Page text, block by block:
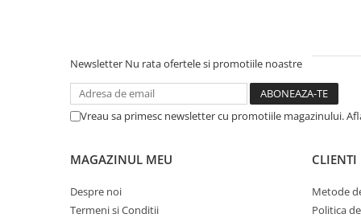
Butuci pedalieri
Brat pedalier
Schimbatoare fata
Manete schimbator si frana
Newsletter Nu rata ofertele si promotiile noastre
Vreau sa primesc newsletter cu promotiile magazinului.
MAGAZINUL MEU
Despre noi
Termeni si Conditii
CLIENTI
Metode
Politica